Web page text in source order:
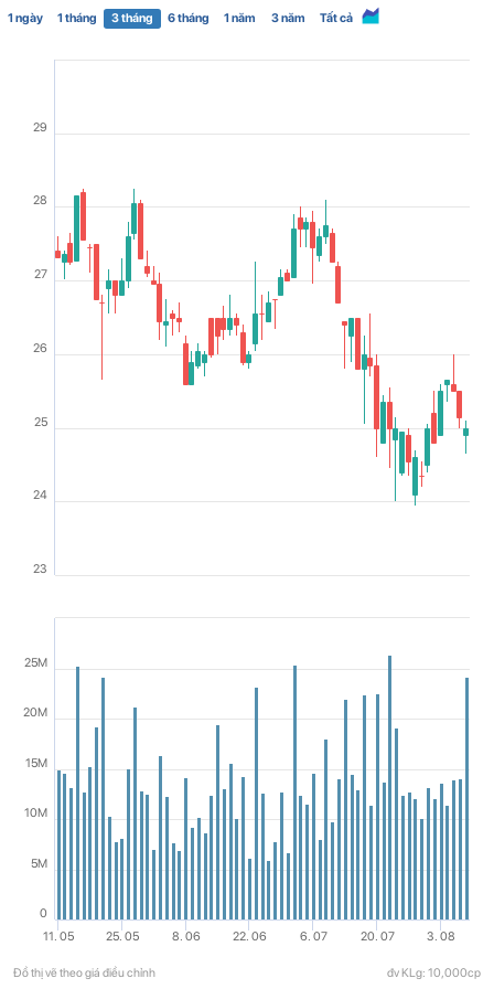
1 ngày 1 tháng 3 tháng 6 tháng 1 năm 3 năm Tất cả
11. 05 25. 05 8. 06 22. 06 6. 07 20. 07 3. 08
23
24
25
26
27
28
29
0
5M
10M
15M
20M
25M
Đồ thị vẽ theo giá điều chỉnh đv KLg: 10,000cp